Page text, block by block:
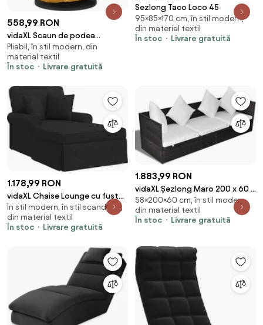
558,99 RON
vidaXL Scaun de podea
pivotant, galben muștar,
material textil
Pliabil, în stil modern, din
material textil
În stoc
Livrare gratuită
Sezlong Taco Loco 45
95×85×170 cm, în stil modern,
din material textil
În stoc
Livrare gratuită
1.178,99 RON
vidaXL Chaise Lounge cu fustă
cu pernă cu pernă 3 pcs Negru
țesătură
În stil modern, în stil scandinav,
din material textil
În stoc
Livrare gratuită
1.883,99 RON
vidaXL Șezlong Maro 200 x 60 x
58 cm poliratan
58×200×60 cm, în stil modern,
din material textil
În stoc
Livrare gratuită